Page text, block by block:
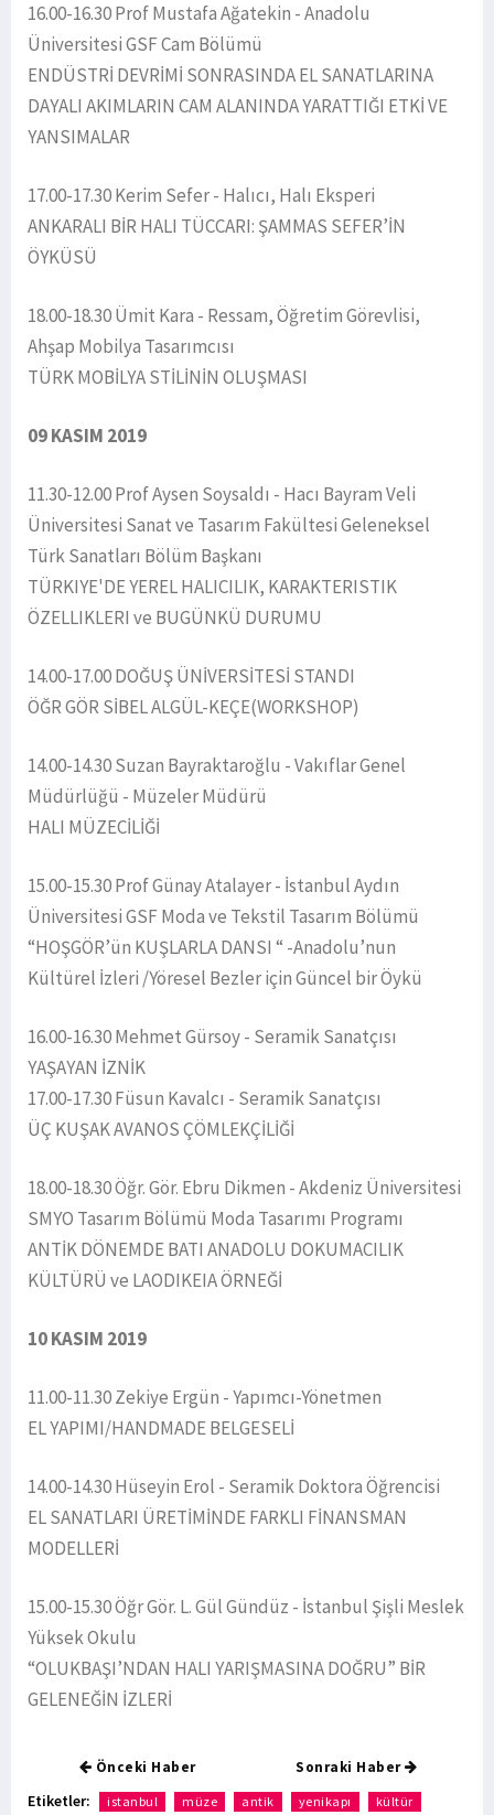
16.00-16.30 Prof Mustafa Ağatekin - Anadolu
Üniversitesi GSF Cam Bölümü
ENDÜSTRİ DEVRİMİ SONRASINDA EL SANATLARINA
DAYALI AKIMLARIN CAM ALANINDA YARATTIĞI ETKİ VE
YANSIMALAR
17.00-17.30 Kerim Sefer - Halıcı, Halı Eksperi
ANKARALI BİR HALI TÜCCARI: ŞAMMAS SEFER’İN
ÖYKÜSÜ
18.00-18.30 Ümit Kara - Ressam, Öğretim Görevlisi,
Ahşap Mobilya Tasarımcısı
TÜRK MOBİLYA STİLİNİN OLUŞMASI
09 KASIM 2019
11.30-12.00 Prof Aysen Soysaldı - Hacı Bayram Veli
Üniversitesi Sanat ve Tasarım Fakültesi Geleneksel
Türk Sanatları Bölüm Başkanı
TÜRKIYE'DE YEREL HALICILIK, KARAKTERISTIK
ÖZELLIKLERI ve BUGÜNKÜ DURUMU
14.00-17.00 DOĞUŞ ÜNİVERSİTESİ STANDI
ÖĞR GÖR SİBEL ALGÜL-KEÇE(WORKSHOP)
14.00-14.30 Suzan Bayraktaroğlu - Vakıflar Genel
Müdürlüğü - Müzeler Müdürü
HALI MÜZECİLİĞİ
15.00-15.30 Prof Günay Atalayer - İstanbul Aydın
Üniversitesi GSF Moda ve Tekstil Tasarım Bölümü
“HOŞGÖR’ün KUŞLARLA DANSI “ -Anadolu’nun
Kültürel İzleri /Yöresel Bezler için Güncel bir Öykü
16.00-16.30 Mehmet Gürsoy - Seramik Sanatçısı
YAŞAYAN İZNİK
17.00-17.30 Füsun Kavalcı - Seramik Sanatçısı
ÜÇ KUŞAK AVANOS ÇÖMLEKÇİLİĞİ
18.00-18.30 Öğr. Gör. Ebru Dikmen - Akdeniz Üniversitesi
SMYO Tasarım Bölümü Moda Tasarımı Programı
ANTİK DÖNEMDE BATI ANADOLU DOKUMACILIK
KÜLTÜRÜ ve LAODIKEIA ÖRNEĞİ
10 KASIM 2019
11.00-11.30 Zekiye Ergün - Yapımcı-Yönetmen
EL YAPIMI/HANDMADE BELGESELİ
14.00-14.30 Hüseyin Erol - Seramik Doktora Öğrencisi
EL SANATLARI ÜRETİMİNDE FARKLI FİNANSMAN
MODELLERİ
15.00-15.30 Öğr Gör. L. Gül Gündüz - İstanbul Şişli Meslek
Yüksek Okulu
“OLUKBAŞI’NDAN HALI YARIŞMASINA DOĞRU” BİR
GELENEĞİN İZLERİ
Önceki Haber Sonraki Haber
Etiketler: istanbul müze antik yenikapı kültür